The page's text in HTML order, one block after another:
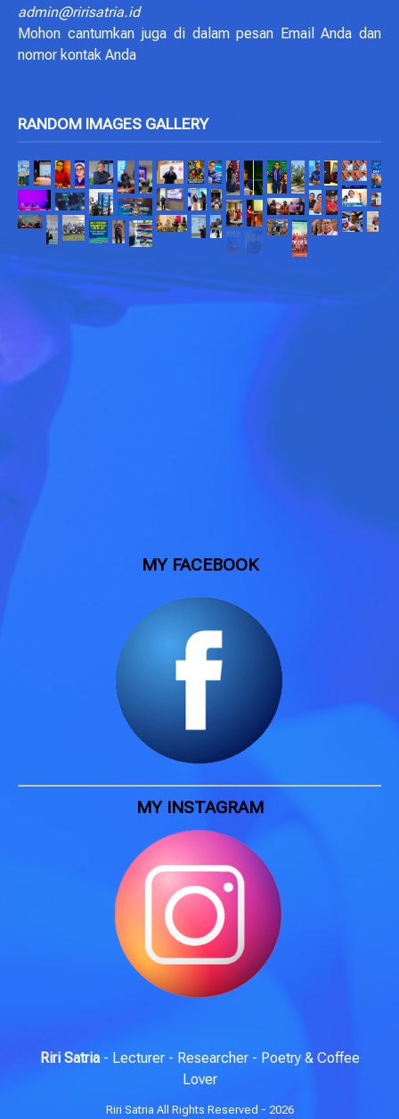
admin@ririsatria.id
Mohon cantumkan juga di dalam pesan Email Anda dan
nomor kontak Anda
RANDOM IMAGES GALLERY
MY FACEBOOK
MY INSTAGRAM
Riri Satria- Lecturer - Researcher - Poetry & Coffee
Lover
Riri Satria All Rights Reserved - 2026